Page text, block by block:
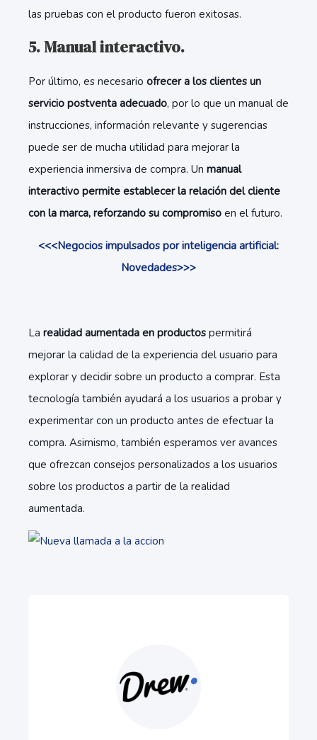
las pruebas con el producto fueron exitosas.
5. Manual interactivo.
Por último, es necesario ofrecer a los clientes un
servicio postventa adecuado, por lo que un manual de
instrucciones, información relevante y sugerencias
puede ser de mucha utilidad para mejorar la
experiencia inmersiva de compra. Un manual
interactivo permite establecer la relación del cliente
con la marca, reforzando su compromiso en el futuro.
<<<Negocios impulsados por inteligencia artificial:
Novedades>>>
La realidad aumentada en productos permitirá
mejorar la calidad de la experiencia del usuario para
explorar y decidir sobre un producto a comprar. Esta
tecnología también ayudará a los usuarios a probar y
experimentar con un producto antes de efectuar la
compra. Asimismo, también esperamos ver avances
que ofrezcan consejos personalizados a los usuarios
sobre los productos a partir de la realidad
aumentada.